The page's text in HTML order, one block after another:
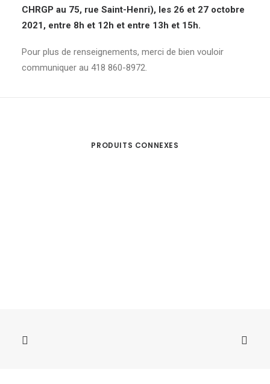
CHRGP au 75, rue Saint-Henri), les 26 et 27 octobre
2021, entre 8h et 12h et entre 13h et 15h.
Pour plus de renseignements, merci de bien vouloir
communiquer au 418 860-8972.
PRODUITS CONNEXES